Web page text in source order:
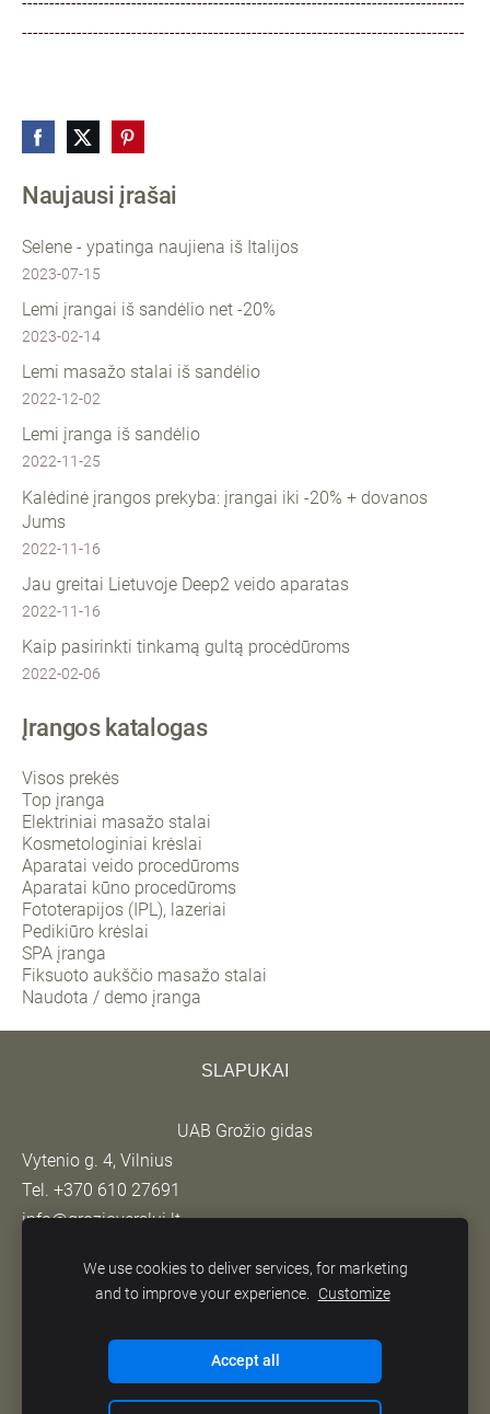
Naujausi įrašai
Selene - ypatinga naujiena iš Italijos
2023-07-15
Lemi įrangai iš sandėlio net -20%
2023-02-14
Lemi masažo stalai iš sandėlio
2022-12-02
Lemi įranga iš sandėlio
2022-11-25
Kalėdinė įrangos prekyba: įrangai iki -20% + dovanos
Jums
2022-11-16
Jau greitai Lietuvoje Deep2 veido aparatas
2022-11-16
Kaip pasirinkti tinkamą gultą procėdūroms
2022-02-06
Įrangos katalogas
Visos prekės
Top įranga
Elektriniai masažo stalai
Kosmetologiniai krėslai
Aparatai veido procedūroms
Aparatai kūno procedūroms
Fototerapijos (IPL), lazeriai
Pedikiūro krėslai
SPA įranga
Fiksuoto aukščio masažo stalai
Naudota / demo įranga
---------------------------------------------------------------------------------
SLAPUKAI
UAB Grožio gidas
Vytenio g. 4, Vilnius
Tel. +370 610 27691
info@grozioverslui.lt
sutikimo draudžiama kopijuoti ir platinti svetainėje
esančią informaciją.
We use cookies to deliver services, for marketing
and to improve your experience. Customize
Accept all